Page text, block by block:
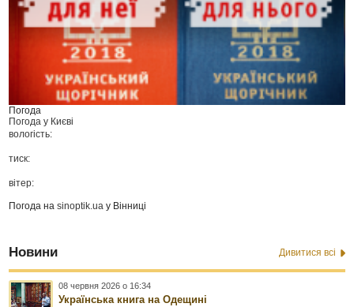
Погода
Погода у Києві
вологість:
тиск:
вітер:
Погода наsinoptik.ua у Вінниці
Новини Дивитися всі
08 червня 2026 о 16:34
Українська книга на Одещині